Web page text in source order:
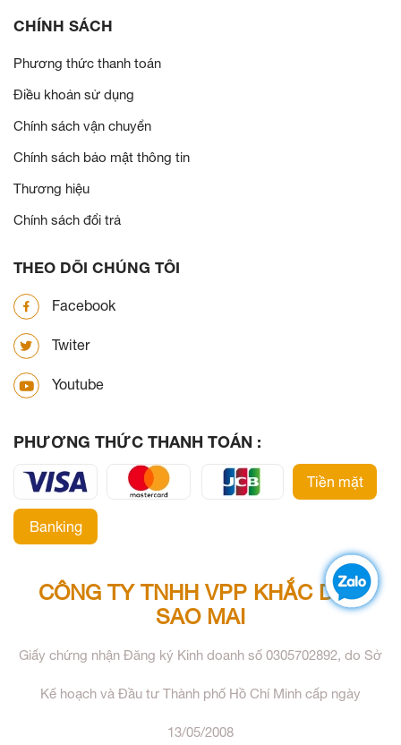
CHÍNH SÁCH
Phương thức thanh toán
Điều khoản sử dụng
Chính sách vận chuyển
Chính sách bảo mật thông tin
Thương hiệu
Chính sách đổi trả
THEO DÕI CHÚNG TÔI
Facebook
Twiter
Youtube
PHƯƠNG THỨC THANH TOÁN :
Tiền mặt
Banking
CÔNG TY TNHH VPP KHẮC DẤU
SAO MAI
Giấy chứng nhận Đăng ký Kinh doanh số 0305702892, do Sở
Kế hoạch và Đầu tư Thành phố Hồ Chí Minh cấp ngày
13/05/2008